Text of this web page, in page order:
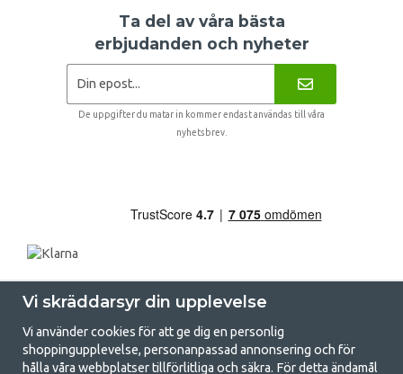
Ta del av våra bästa
erbjudanden och nyheter
De uppgifter du matar in kommer endast användas till våra
nyhetsbrev.
Vi skräddarsyr din upplevelse
Vi använder cookies för att ge dig en personlig
shoppingupplevelse, personanpassad annonsering och för
hålla våra webbplatser tillförlitliga och säkra. För detta ändamål